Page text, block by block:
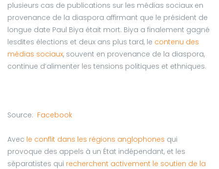
plusieurs cas de publications sur les médias sociaux en
provenance de la diaspora affirmant que le président de
longue date Paul Biya était mort. Biya a finalement gagné
lesdites élections et deux ans plus tard, le contenu des
médias sociaux, souvent en provenance de la diaspora,
continue d’alimenter les tensions politiques et ethniques.
Source: Facebook
Avec le conflit dans les régions anglophones qui
provoque des appels à un État indépendant, et les
séparatistes qui recherchent activement le soutien de la